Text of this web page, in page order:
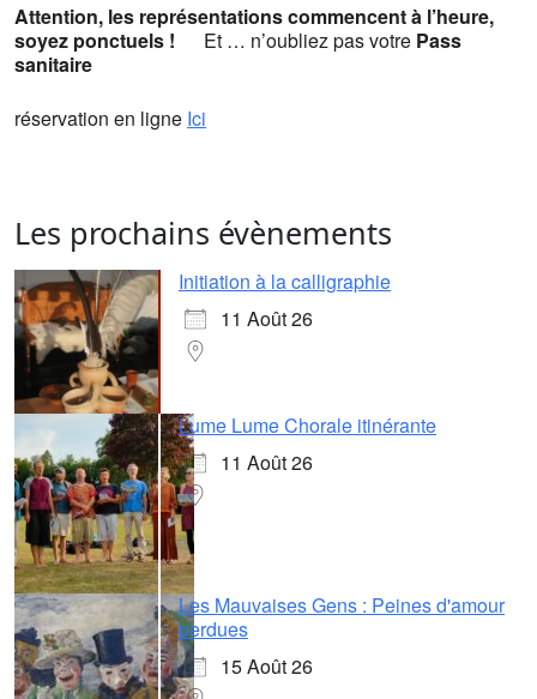
Attention, les représentations commencent à l’heure,
soyez ponctuels ! Et … n’oubliez pas votre Pass
sanitaire
réservation en ligne Ici
Les prochains évènements
Initiation à la calligraphie
11 Août 26
Lume Lume Chorale itinérante
11 Août 26
Les Mauvaises Gens : Peines d'amour
perdues
15 Août 26